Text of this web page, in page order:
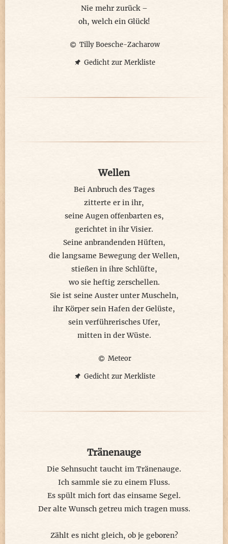
Nie mehr zurück –
oh, welch ein Glück!
Tilly Boesche-Zacharow
Gedicht zur Merkliste
Wellen
Bei Anbruch des Tages
zitterte er in ihr,
seine Augen offenbarten es,
gerichtet in ihr Visier.
Seine anbrandenden Hüften,
die langsame Bewegung der Wellen,
stießen in ihre Schlüfte,
wo sie heftig zerschellen.
Sie ist seine Auster unter Muscheln,
ihr Körper sein Hafen der Gelüste,
sein verführerisches Ufer,
mitten in der Wüste.
Meteor
Gedicht zur Merkliste
Tränenauge
Die Sehnsucht taucht im Tränenauge.
Ich sammle sie zu einem Fluss.
Es spült mich fort das einsame Segel.
Der alte Wunsch getreu mich tragen muss.
Zählt es nicht gleich, ob je geboren?